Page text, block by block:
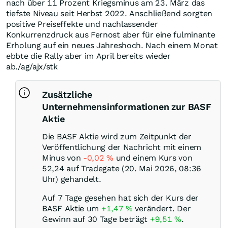
nach über 11 Prozent Kriegsminus am 23. März das
tiefste Niveau seit Herbst 2022. Anschließend sorgten
positive Preiseffekte und nachlassender
Konkurrenzdruck aus Fernost aber für eine fulminante
Erholung auf ein neues Jahreshoch. Nach einem Monat
ebbte die Rally aber im April bereits wieder
ab./ag/ajx/stk
Zusätzliche
Unternehmensinformationen zur BASF
Aktie
Die BASF Aktie wird zum Zeitpunkt der
Veröffentlichung der Nachricht mit einem
Minus von -0,02% und einem Kurs von
52,24 auf Tradegate (20. Mai 2026, 08:36
Uhr) gehandelt.
Auf 7 Tage gesehen hat sich der Kurs der
BASF Aktie um +1,47% verändert. Der
Gewinn auf 30 Tage beträgt +9,51%.